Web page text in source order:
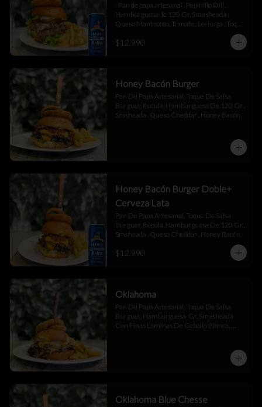
: Pan de papa artesanal , Pepinillo Dill ,
Hamburguesa de 120 Gr, Smasheada ,
Queso Mantecoso, Tomate , Lechuga , Toque
$12.990
Honey Bacón Burger
Pan De Papa Artesanal, Toque De Salsa
Búrguer, Rúcula, Hamburguesa De 120 Gr ,
Smsheada , Queso Cheddar , Honey Bacón.
Honey Bacón Burger Doble+
Cerveza Lata
Pan De Papa Artesanal, Toque De Salsa
Búrguer, Rúcula, Hamburguesa De 120 Gr ,
Smsheada , Queso Cheddar , Honey Bacón.
$12.990
Oklahoma
Pan De Papa Artesanal, Toque De Salsa
Búrguer, Hamburguesa  Gr, Smasheada
Con Finas Láminas De Cebolla Blanca,
Oklahoma Blue Chesse